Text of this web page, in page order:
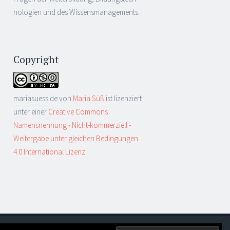
nologien und des Wissensmanagements.
Copyright
mariasuess.devon Maria Süß ist lizenziert
unter einer Creative Commons
Namensnennung - Nicht-kommerziell -
Weitergabe unter gleichen Bedingungen
4.0 International Lizenz.